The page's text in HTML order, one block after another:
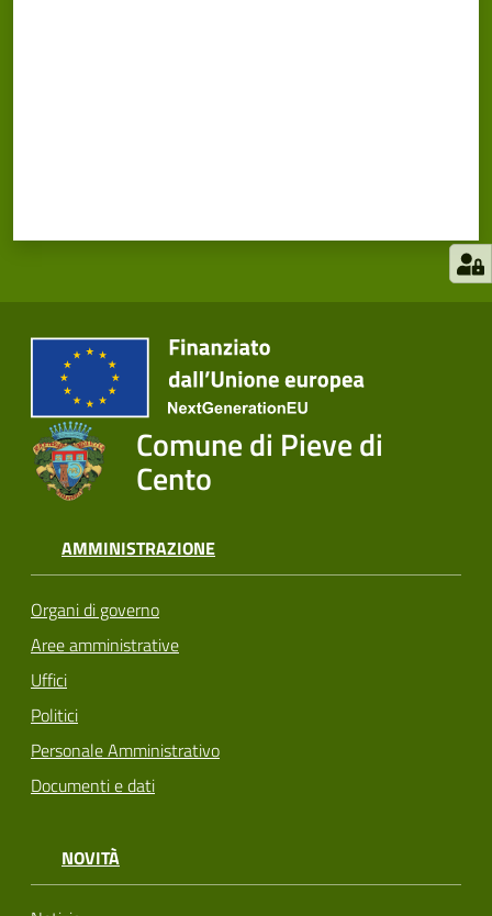
Comune di Pieve di
Cento
AMMINISTRAZIONE
Organi di governo
Aree amministrative
Uffici
Politici
Personale Amministrativo
Documenti e dati
NOVITÀ